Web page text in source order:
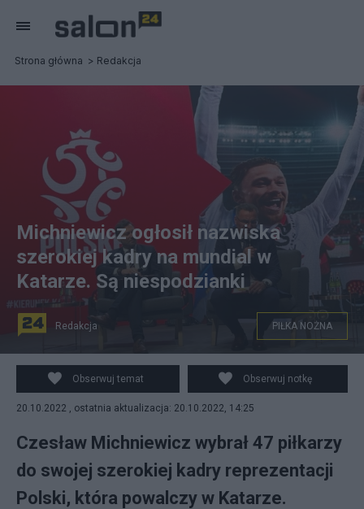
Strona główna Redakcja
Selekcjoner Czesław Michniewicz podjął pierwszą
decyzję kadrową przed mundialem w Katarze. Fot.
Salon24
Michniewicz ogłosił nazwiska
szerokiej kadry na mundial w
Katarze. Są niespodzianki
Redakcja PIŁKA NOŻNA
Obserwuj temat Obserwuj notkę
20.10.2022 , ostatnia aktualizacja: 20.10.2022, 14:25
Czesław Michniewicz wybrał 47 piłkarzy
do swojej szerokiej kadry reprezentacji
Polski, która powalczy w Katarze.